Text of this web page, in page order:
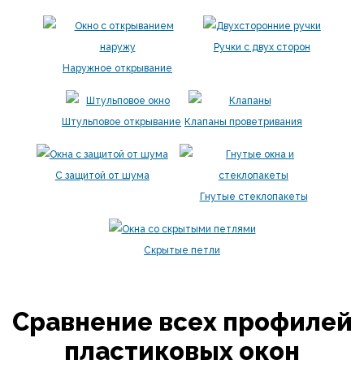
Наружное открывание
Ручки с двух сторон
Штульповое открывание Клапаны проветривания
С защитой от шума
Гнутые стеклопакеты
Скрытые петли
Сравнение всех профилей
пластиковых окон